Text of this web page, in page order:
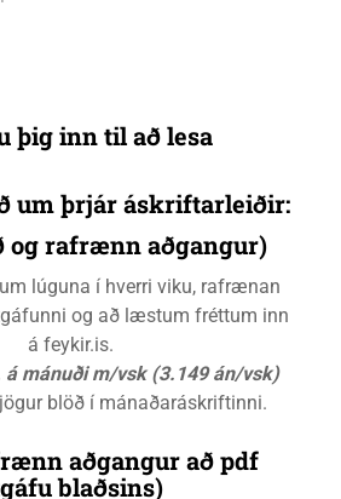
þig inn til að lesa
um þrjár áskriftarleiðir:
og rafrænn aðgangur)
lúguna í hverri viku, rafrænan
og að læstum fréttum inn
á feykir.is.
á mánuði m/vsk (3.149 án/vsk)
blöð í mánaðaráskriftinni.
aðgangur að pdf
blaðsins)